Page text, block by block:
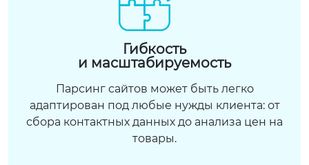
Гибкость
и масштабируемость
Парсинг сайтов может быть легко
адаптирован под любые нужды клиента: от
сбора контактных данных до анализа цен на
товары.